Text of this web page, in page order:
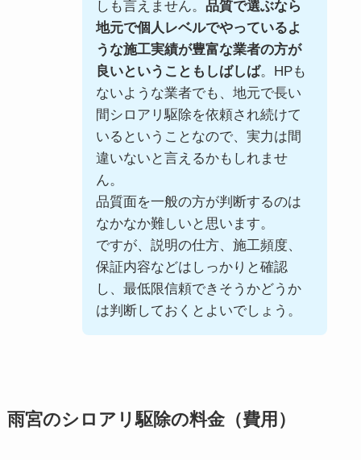
しも言えません。 品質で選ぶなら
地元で個人レベルでやっているよ
うな施工実績が豊富な業者の方が
良いということもしばしば。HPも
ないような業者でも、地元で長い
間シロアリ駆除を依頼され続けて
いるということなので、実力は間
違いないと言えるかもしれませ
ん。
品質面を一般の方が判断するのは
なかなか難しいと思います。
ですが、説明の仕方、施工頻度、
保証内容などはしっかりと確認
し、最低限信頼できそうかどうか
は判断しておくとよいでしょう。
雨宮のシロアリ駆除の料金（費用）